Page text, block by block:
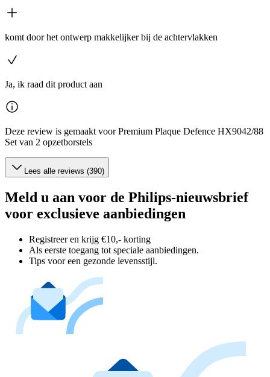
komt door het ontwerp makkelijker bij de achtervlakken
Ja, ik raad dit product aan
Deze review is gemaakt voor Premium Plaque Defence HX9042/88
Set van 2 opzetborstels
Lees alle reviews (390)
Meld u aan voor de Philips-nieuwsbrief
voor exclusieve aanbiedingen
Registreer en krijg €10,- korting
Als eerste toegang tot speciale aanbiedingen.
Tips voor een gezonde levensstijl.